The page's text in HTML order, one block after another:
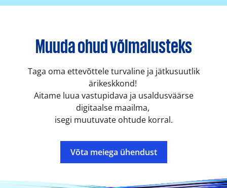
Muuda ohud võimalusteks
Taga oma ettevõttele turvaline ja jätkusuutlik
ärikeskkond!
Aitame luua vastupidava ja usaldusväärse
digitaalse maailma,
isegi muutuvate ohtude korral.
Võta meiega ühendust